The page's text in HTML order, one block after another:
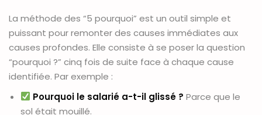
La méthode des “5 pourquoi” est un outil simple et
puissant pour remonter des causes immédiates aux
causes profondes. Elle consiste à se poser la question
“pourquoi ?” cinq fois de suite face à chaque cause
identifiée. Par exemple :
Pourquoi le salarié a-t-il glissé ? Parce que le
sol était mouillé.